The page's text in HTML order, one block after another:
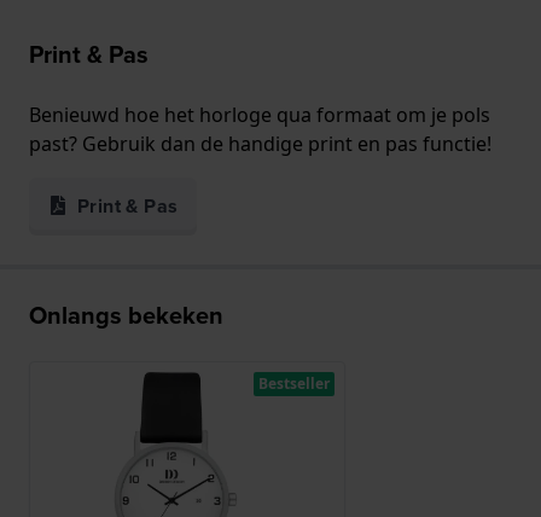
Print & Pas
Benieuwd hoe het horloge qua formaat om je pols
past? Gebruik dan de handige print en pas functie!
Print & Pas
Onlangs bekeken
Bestseller